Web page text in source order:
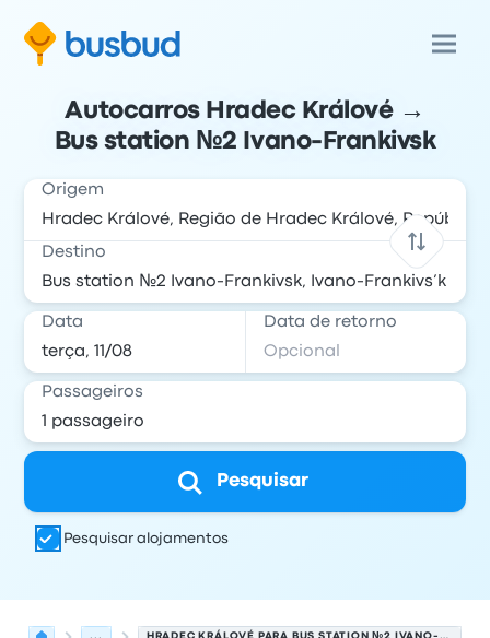
Autocarros Hradec Králové →
Bus station №2 Ivano-Frankivsk
Origem
Destino
Data Data de retorno
Passageiros
Pesquisar
Pesquisar alojamentos